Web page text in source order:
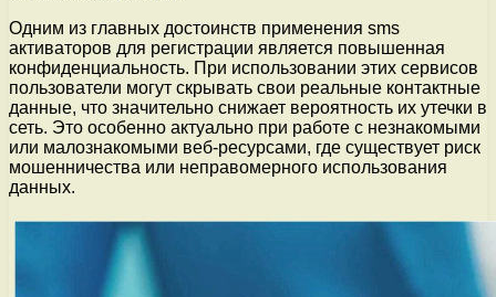
Одним из главных достоинств применения sms
активаторов для регистрации является повышенная
конфиденциальность. При использовании этих сервисов
пользователи могут скрывать свои реальные контактные
данные, что значительно снижает вероятность их утечки в
сеть. Это особенно актуально при работе с незнакомыми
или малознакомыми веб-ресурсами, где существует риск
мошенничества или неправомерного использования
данных.